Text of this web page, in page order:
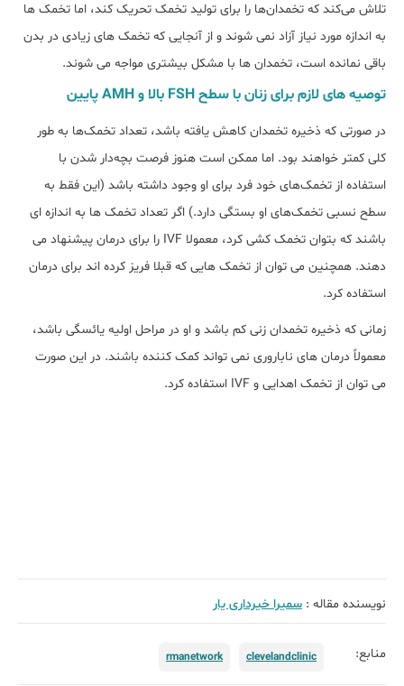
تلاش می‌کند که تخمدان‌ها را برای تولید تخمک تحریک کند، اما تخمک ها
به اندازه مورد نیاز آزاد نمی شوند و از آنجایی که تخمک های زیادی در بدن
باقی نمانده است، تخمدان ها با مشکل بیشتری مواجه می شوند.
توصیه های لازم برای زنان با سطح FSH بالا و AMH پایین
در صورتی که ذخیره تخمدان کاهش یافته باشد، تعداد تخمک‌ها به طور
کلی کمتر خواهند بود. اما ممکن است هنوز فرصت بچه‌دار شدن با
استفاده از تخمک‌های خود فرد برای او وجود داشته باشد (این فقط به
سطح نسبی تخمک‌های او بستگی دارد.) اگر تعداد تخمک ها به اندازه ای
باشند که بتوان تخمک کشی کرد، معمولا IVF را برای درمان پیشنهاد می
دهند. همچنین می توان از تخمک هایی که قبلا فریز کرده اند برای درمان
استفاده کرد.
زمانی که ذخیره تخمدان زنی کم باشد و او در مراحل اولیه یائسگی باشد،
معمولاً درمان های ناباروری نمی تواند کمک کننده باشند. در این صورت
می توان از تخمک اهدایی و IVF استفاده کرد.
نویسنده مقاله : سمیرا خیرداری یار
منابع: clevelandclinic
rmanetwork